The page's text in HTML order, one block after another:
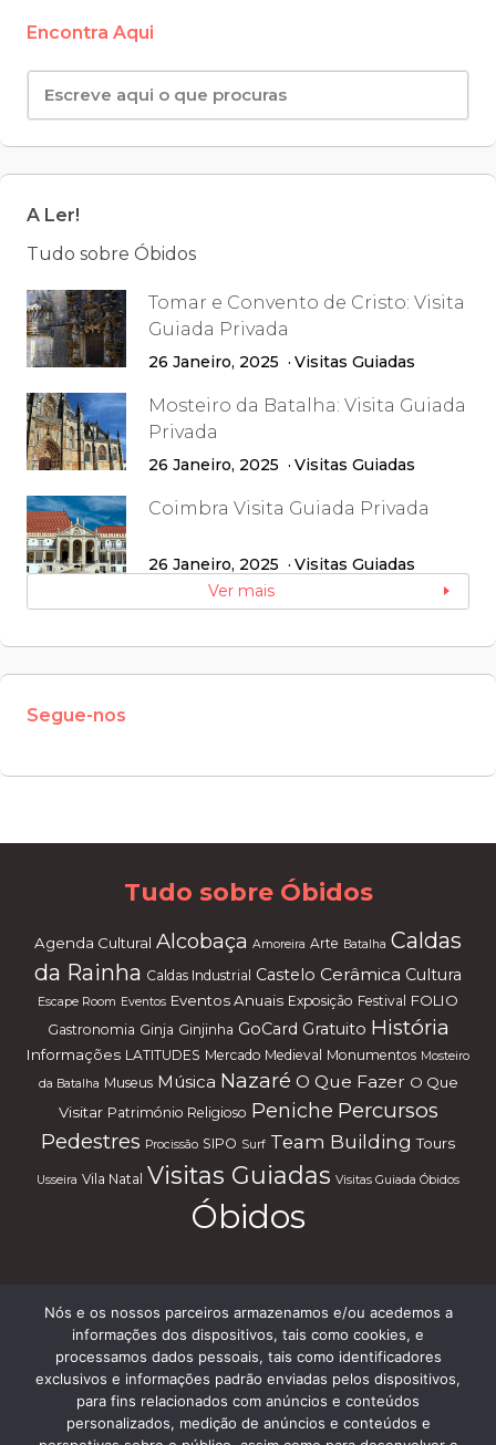
Encontra Aqui
A Ler!
Tudo sobre Óbidos
Tomar e Convento de Cristo: Visita
Guiada Privada
26 Janeiro, 2025 Visitas Guiadas
Mosteiro da Batalha: Visita Guiada
Privada
26 Janeiro, 2025 Visitas Guiadas
Coimbra Visita Guiada Privada
26 Janeiro, 2025
Visitas Guiadas
Ver mais
Segue-nos
W
Tudo sobre Óbidos
Agenda Cultural Alcobaça Amoreira Arte Batalha Caldas
da Rainha Caldas Industrial Castelo Cerâmica Cultura
Escape Room Eventos Eventos Anuais Exposição Festival FOLIO
Gastronomia Ginja Ginjinha GoCard Gratuito História
Informações LATITUDES Mercado Medieval Monumentos Mosteiro
da Batalha Museus Música Nazaré O Que Fazer O Que
Visitar Património Religioso Peniche Percursos
Pedestres Procissão SIPO Surf Team Building Tours
Usseira Vila Natal Visitas Guiadas Visitas Guiada Óbidos
Óbidos
Subscreve a nossa Newsletter
Nós e os nossos parceiros armazenamos e/ou acedemos a
informações dos dispositivos, tais como cookies, e
processamos dados pessoais, tais como identificadores
exclusivos e informações padrão enviadas pelos dispositivos,
para fins relacionados com anúncios e conteúdos
personalizados, medição de anúncios e conteúdos e